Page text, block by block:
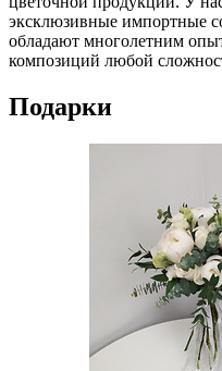
эксклюзивные импортные
обладают многолетним
композиций любой
Подарки